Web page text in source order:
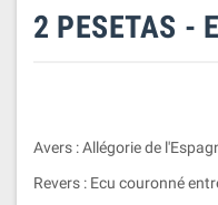
2 PESETAS -
Avers : Allégorie de
Revers : Ecu couronné